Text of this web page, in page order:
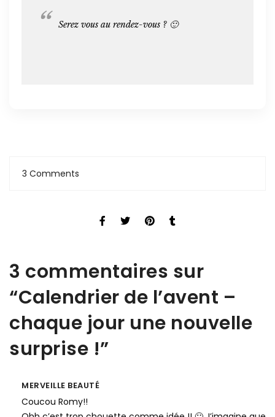
Serez vous au rendez-vous ? 🙂
3 Comments
3 commentaires sur
“Calendrier de l’avent –
chaque jour une nouvelle
surprise !”
MERVEILLE BEAUTÉ
Coucou Romy!!